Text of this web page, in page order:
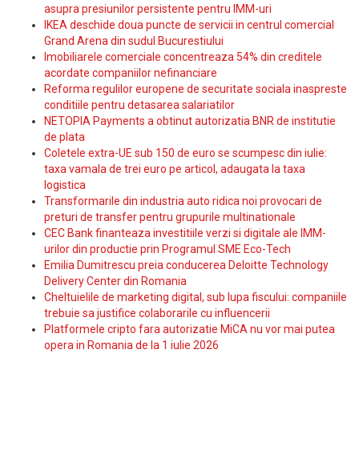
asupra presiunilor persistente pentru IMM-uri
IKEA deschide doua puncte de servicii in centrul comercial
Grand Arena din sudul Bucurestiului
Imobiliarele comerciale concentreaza 54% din creditele
acordate companiilor nefinanciare
Reforma regulilor europene de securitate sociala inaspreste
conditiile pentru detasarea salariatilor
NETOPIA Payments a obtinut autorizatia BNR de institutie
de plata
Coletele extra-UE sub 150 de euro se scumpesc din iulie:
taxa vamala de trei euro pe articol, adaugata la taxa
logistica
Transformarile din industria auto ridica noi provocari de
preturi de transfer pentru grupurile multinationale
CEC Bank finanteaza investitiile verzi si digitale ale IMM-
urilor din productie prin Programul SME Eco-Tech
Emilia Dumitrescu preia conducerea Deloitte Technology
Delivery Center din Romania
Cheltuielile de marketing digital, sub lupa fiscului: companiile
trebuie sa justifice colaborarile cu influencerii
Platformele cripto fara autorizatie MiCA nu vor mai putea
opera in Romania de la 1 iulie 2026